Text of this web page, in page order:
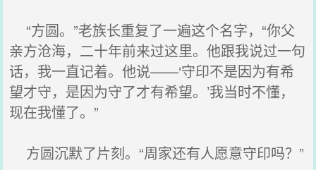
“方圆。”老族长重复了一遍这个名字，“你父
亲方沧海，二十年前来过这里。他跟我说过一句
话，我一直记着。他说——‘守印不是因为有希
望才守，是因为守了才有希望。’我当时不懂，
现在我懂了。”
方圆沉默了片刻。“周家还有人愿意守印吗？”